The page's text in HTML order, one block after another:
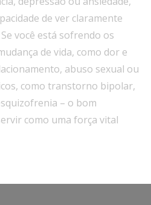
de ver claramente
você está sofrendo os
de vida, como dor e
abuso sexual ou
como transtorno bipolar,
– o bom
como uma força vital